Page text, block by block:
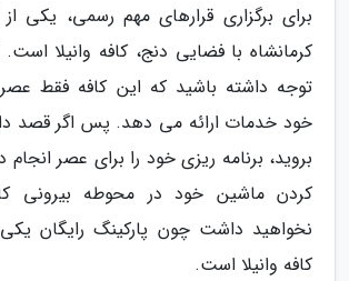
برای برگزاری قرارهای مهم رسمی، یکی
کرمانشاه با فضایی دنج، کافه وانیلا است.
توجه داشته باشید که این کافه فقط
خود خدمات ارائه می دهد. پس اگر قصد
بروید، برنامه ریزی خود را برای عصر
کردن ماشین خود در محوطه بیرونی
نخواهید داشت چون پارکینگ رایگان
کافه وانیلا است.